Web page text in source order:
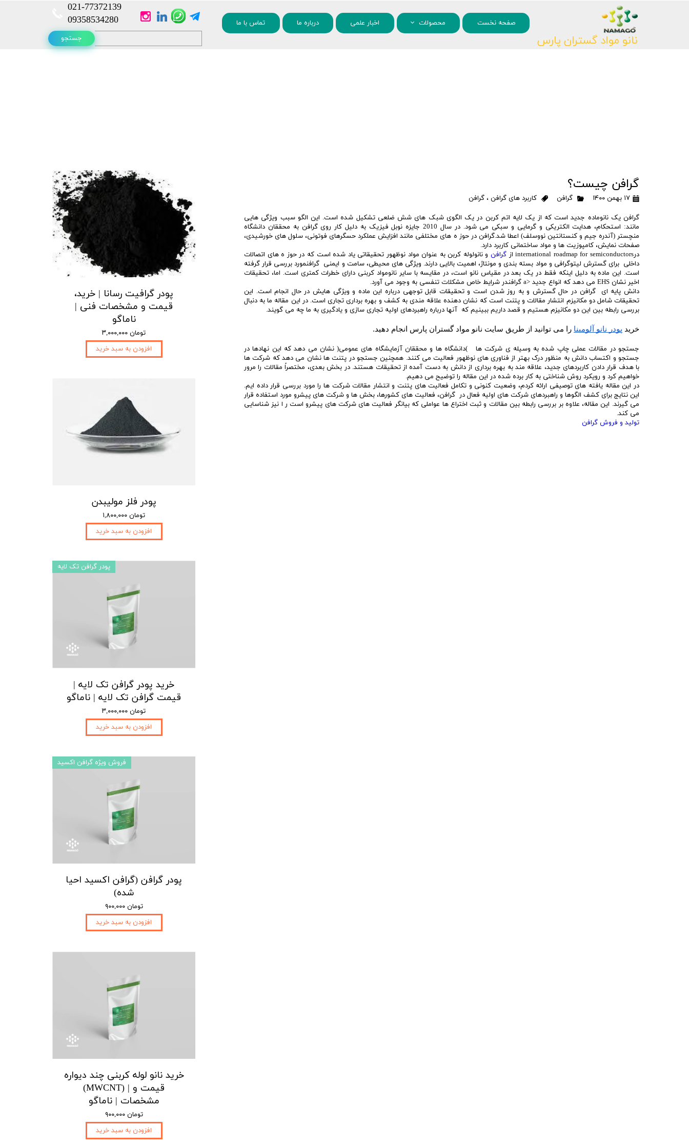
صفحه نخست محصولات اخبار علمی درباره ما تماس با ما
نانو مواد گستران پارس
021-77372139​​​​​​​
​​​​​​​09358534280
جستجو
۰
گرافن چیست؟
۱۷ بهمن ۱۴۰۰ گرافن کاربرد های گرافن، گرافن
گرافن یک نانوماده جدید است که از یک لایه اتم کربن در یک الگوی شبک های شش ضلعی تشکیل شده است. این الگو سبب ویژگی هایی
مانند: استحکام، هدایت الکتریکی و گرمایی و سبکی می شود. در سال 2010 جایزه نوبل فیزیک به دلیل کار روی گرافن به محققان دانشگاه
منچستر (آندره جیم و کنستانتین نووسلف) اعطا شد.گرافن در حوز ه های مختلفی مانند افزایش عملکرد حسگرهای فوتونی، سلول های خورشیدی،
صفحات نمایش، کامپوزیت ها و مواد ساختمانی کاربرد دارد.
درinternational roadmap for semiconductors از
گرافن و نانولوله کربن به عنوان مواد نوظهور تحقیقاتی یاد شده است که در حوز ه های اتصالات
داخلی برای گسترش لیتوگرافی و مواد بسته بندی و مونتاژ، اهمیت بالایی دارند. ویژگی های محیطی، سامت و ایمنی گرافنمورد بررسی قرار گرفته
است. این ماده به دلیل اینکه فقط در یک بعد در مقیاس نانو است، در مقایسه با سایر نانومواد کربنی دارای خطرات کمتری است. اما، تحقیقات
اخیر نشان EHS می دهد که انواع جدید <a گرافندر شرایط خاص مشکلات تنفسی به وجود می آورد.
دانش پایه ای گرافن در حال گسترش و به روز شدن است و تحقیقات قابل توجهی درباره این ماده و ویژگی هایش در حال انجام است. این
تحقیقات شامل دو مکانیزم انتشار مقالات و پتنت است که نشان دهنده علاقه مندی به کشف و بهره برداری تجاری است. در این مقاله ما به دنبال
بررسی رابطه بین این دو مکانیزم هستیم و قصد داریم ببینیم که آنها درباره راهبردهای اولیه تجاری سازی و یادگیری به ما چه می گویند.
خرید پودر نانو آلومینا را می توانید از طریق سایت نانو مواد گستران پارس انجام دهید.
جستجو در مقالات عملی چاپ شده به وسیله ی شرکت ها )دانشگاه ها و محققان آزمایشگاه های عمومی( نشان می دهد که این نهادها در
جستجو و اکتساب دانش به منظور درک بهتر از فناوری های نوظهور فعالیت می کنند. همچنین جستجو در پتنت ها نشان می دهد که شرکت ها
با هدف قرار دادن کاربردهای جدید، علاقه مند به بهره برداری از دانش به دست آمده از تحقیقات هستند. در بخش بعدی، مختصراً مقالات را مرور
خواهیم کرد و رویکرد روش شناختی به کار برده شده در این مقاله را توضیح می دهیم.
در این مقاله یافته های توصیفی ارائه کردم، وضعیت کنونی و تکامل فعالیت های پتنت و انتشار مقالات شرکت ها را مورد بررسی قرار داده ایم.
این نتایج برای کشف الگوها و راهبردهای شرکت های اولیه فعال در گرافن، فعالیت های کشورها، بخش ها و شرکت های پیشرو مورد استفاده قرار
می گیرند. این مقاله، علاوه بر بررسی رابطه بین مقالات و ثبت اختراع ها عواملی که بیانگر فعالیت های شرکت های پیشرو است ر ا نیز شناسایی
می کند.
تولید و فروش گرافن
پودر گرافیت رسانا | خرید،
قیمت و مشخصات فنی |
ناماگو
۳,۰۰۰,۰۰۰ تومان
افزودن به سبد خرید
پودر فلز مولیبدن
۱,۸۰۰,۰۰۰ تومان
افزودن به سبد خرید
خرید پودر گرافن تک لایه |
قیمت گرافن تک لایه | ناماگو
۳,۰۰۰,۰۰۰ تومان
افزودن به سبد خرید
پودر گرافن تک لایه
پودر گرافن (گرافن اکسید احیا
شده)
۹۰۰,۰۰۰ تومان
افزودن به سبد خرید
فروش ویژه گرافن اکسید
خرید نانو لوله کربنی چند دیواره
(MWCNT) | قیمت و
مشخصات | ناماگو
۹۰۰,۰۰۰ تومان
افزودن به سبد خرید